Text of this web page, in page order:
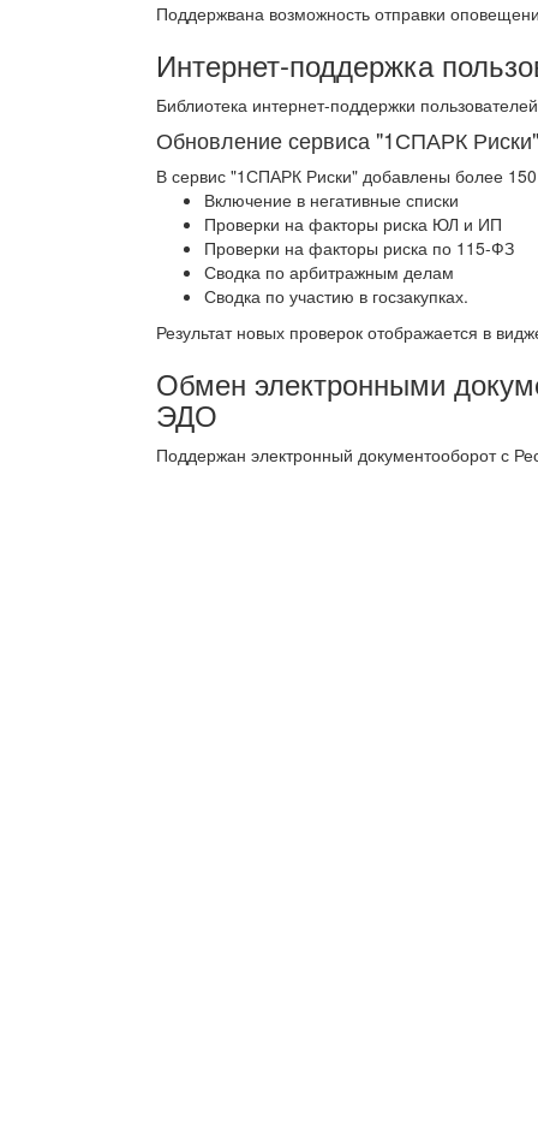
Поддержвана возможность отправки
Интернет-поддержка
Библиотека интернет-поддержки
Обновление сервиса "1СПАРК Риски"
В сервис "1СПАРК Риски" добавлены более 150
Включение в негативные списки
Проверки на факторы риска ЮЛ и ИП
Проверки на факторы риска по 115-ФЗ
Сводка по арбитражным делам
Сводка по участию в госзакупках.
Результат новых проверок отображается в
Обмен электронными
ЭДО
Поддержан электронный документооборот с